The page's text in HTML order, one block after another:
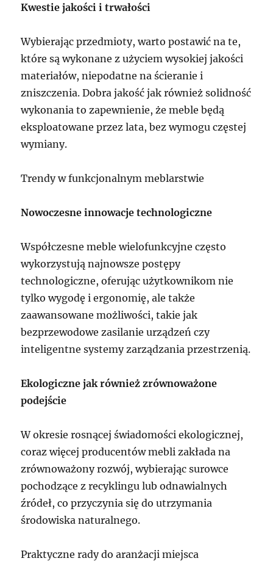
Kwestie jakości i trwałości
Wybierając przedmioty, warto postawić na te,
które są wykonane z użyciem wysokiej jakości
materiałów, niepodatne na ścieranie i
zniszczenia. Dobra jakość jak również solidność
wykonania to zapewnienie, że meble będą
eksploatowane przez lata, bez wymogu częstej
wymiany.
Trendy w funkcjonalnym meblarstwie
Nowoczesne innowacje technologiczne
Współczesne meble wielofunkcyjne często
wykorzystują najnowsze postępy
technologiczne, oferując użytkownikom nie
tylko wygodę i ergonomię, ale także
zaawansowane możliwości, takie jak
bezprzewodowe zasilanie urządzeń czy
inteligentne systemy zarządzania przestrzenią.
Ekologiczne jak również zrównoważone
podejście
W okresie rosnącej świadomości ekologicznej,
coraz więcej producentów mebli zakłada na
zrównoważony rozwój, wybierając surowce
pochodzące z recyklingu lub odnawialnych
źródeł, co przyczynia się do utrzymania
środowiska naturalnego.
Praktyczne rady do aranżacji miejsca